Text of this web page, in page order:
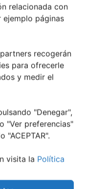
relacionada con
páginas
recogerán
para ofrecerle
y medir el
"Denegar",
"Ver preferencias"
"ACEPTAR".
visita la Política
contributors